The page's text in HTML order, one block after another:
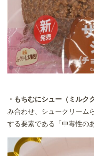
・もちむにシュー（ミルク
み合わせ、シュークリーム
する要素である「中毒性の